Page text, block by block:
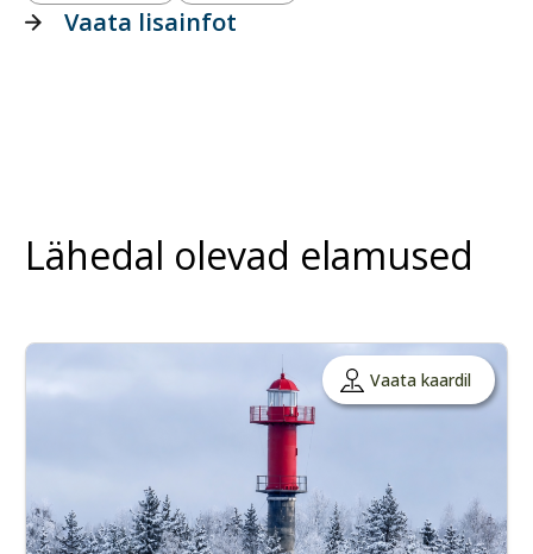
Vaata lisainfot
Lähedal olevad elamused
Vaata kaardil